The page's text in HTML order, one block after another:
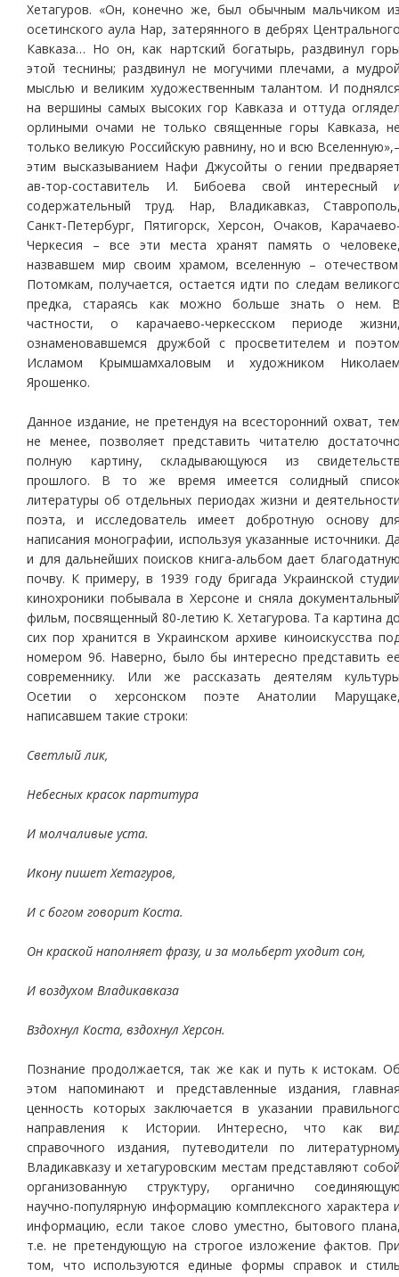
Хетагуров. «Он, конечно же, был обычным мальчиком
осетинского аула Нар, затерянного в дебрях
Кавказа… Но он, как нартский богатырь, раздвинул
этой теснины; раздвинул не могучими плечами, а
мыслью и великим художественным талантом. И
на вершины самых высоких гор Кавказа и оттуда
орлиными очами не только священные горы Кавказа,
только великую Российскую равнину, но и всю
этим высказыванием Нафи Джусойты о гении
ав-тор-составитель И. Бибоева свой интересный
содержательный труд. Нар, Владикавказ,
Санкт-Петербург, Пятигорск, Херсон, Очаков,
Черкесия – все эти места хранят память о
назвавшем мир своим храмом, вселенную –
Потомкам, получается, остается идти по следам
предка, стараясь как можно больше знать о нем.
частности, о карачаево-черкесском периоде
ознаменовавшемся дружбой с просветителем и
Исламом Крымшамхаловым и художником
Ярошенко.
Данное издание, не претендуя на всесторонний охват,
не менее, позволяет представить читателю
полную картину, складывающуюся из
прошлого. В то же время имеется солидный
литературы об отдельных периодах жизни и
поэта, и исследователь имеет добротную основу
написания монографии, используя указанные источники.
и для дальнейших поисков книга-альбом дает
почву. К примеру, в 1939 году бригада Украинской
кинохроники побывала в Херсоне и сняла
фильм, посвященный 80-летию К. Хетагурова. Та картина
сих пор хранится в Украинском архиве киноискусства
номером 96. Наверно, было бы интересно представить
современнику. Или же рассказать деятелям
Осетии о херсонском поэте Анатолии
написавшем такие строки:
Светлый лик,
Небесных красок партитура
И молчаливые уста.
Икону пишет Хетагуров,
И с богом говорит Коста.
Он краской наполняет фразу, и за мольберт уходит сон,
И воздухом Владикавказа
Вздохнул Коста, вздохнул Херсон.
Познание продолжается, так же как и путь к истокам.
этом напоминают и представленные издания,
ценность которых заключается в указании
направления к Истории. Интересно, что как
справочного издания, путеводители по
Владикавказу и хетагуровским местам представляют
организованную структуру, органично
научно-популярную информацию комплексного характера
информацию, если такое слово уместно, бытового
т.е. не претендующую на строгое изложение фактов.
том, что используются единые формы справок и